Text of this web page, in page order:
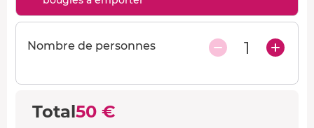
Nombre de personnes 1
Total50 €